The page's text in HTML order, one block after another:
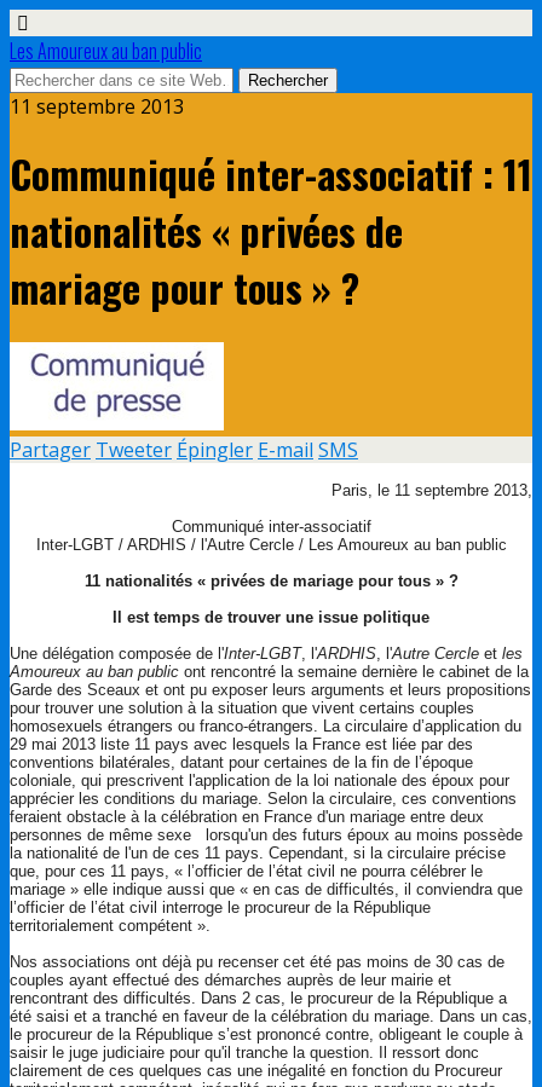
Les Amoureux au ban public
11 septembre 2013
Communiqué inter-associatif : 11
nationalités « privées de
mariage pour tous » ?
Partager Tweeter Épingler E-mail SMS
Paris, le 11 septembre 2013,
Communiqué inter-associatif
Inter-LGBT / ARDHIS / l'Autre Cercle / Les Amoureux au ban public
11 nationalités « privées de mariage pour tous » ?
Il est temps de trouver une issue politique
Une délégation composée de l'Inter-LGBT, l'ARDHIS , l'Autre Cercle et les
Amoureux au ban public ont rencontré la semaine dernière le cabinet de la
Garde des Sceaux et ont pu exposer leurs arguments et leurs propositions
pour trouver une solution à la situation que vivent certains couples
homosexuels étrangers ou franco-étrangers. La circulaire d’application du
29 mai 2013 liste 11 pays avec lesquels la France est liée par des
conventions bilatérales, datant pour certaines de la fin de l’époque
coloniale, qui prescrivent l'application de la loi nationale des époux pour
apprécier les conditions du mariage. Selon la circulaire, ces conventions
feraient obstacle à la célébration en France d'un mariage entre deux
personnes de même sexe lorsqu'un des futurs époux au moins possède
la nationalité de l'un de ces 11 pays. Cependant, si la circulaire précise
que, pour ces 11 pays, « l’officier de l’état civil ne pourra célébrer le
mariage » elle indique aussi que « en cas de difficultés, il conviendra que
l’officier de l’état civil interroge le procureur de la République
territorialement compétent ».
Nos associations ont déjà pu recenser cet été pas moins de 30 cas de
couples ayant effectué des démarches auprès de leur mairie et
rencontrant des difficultés. Dans 2 cas, le procureur de la République a
été saisi et a tranché en faveur de la célébration du mariage. Dans un cas,
le procureur de la République s’est prononcé contre, obligeant le couple à
saisir le juge judiciaire pour qu'il tranche la question. Il ressort donc
clairement de ces quelques cas une inégalité en fonction du Procureur